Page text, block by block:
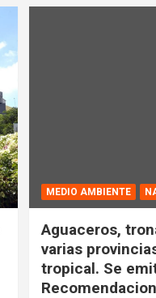
MEDIO AMBIENTE
Aguaceros,
varias
tropical. Se